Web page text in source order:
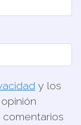
y los